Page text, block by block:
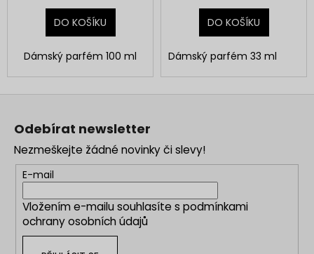
DO KOŠÍKU
Dámský parfém 100 ml
DO KOŠÍKU
Dámský parfém 33 ml
Odebírat newsletter
Nezmeškejte žádné novinky či slevy!
E-mail
Vložením e-mailu souhlasíte s podmínkami
ochrany osobních údajů